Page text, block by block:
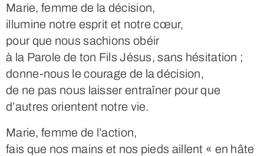
Marie, femme de la décision,
illumine notre esprit et notre cœur,
pour que nous sachions obéir
à la Parole de ton Fils Jésus, sans hésitation ;
donne-nous le courage de la décision,
de ne pas nous laisser entraîner pour que
d’autres orientent notre vie.
Marie, femme de l’action,
fais que nos mains et nos pieds aillent « en hâte